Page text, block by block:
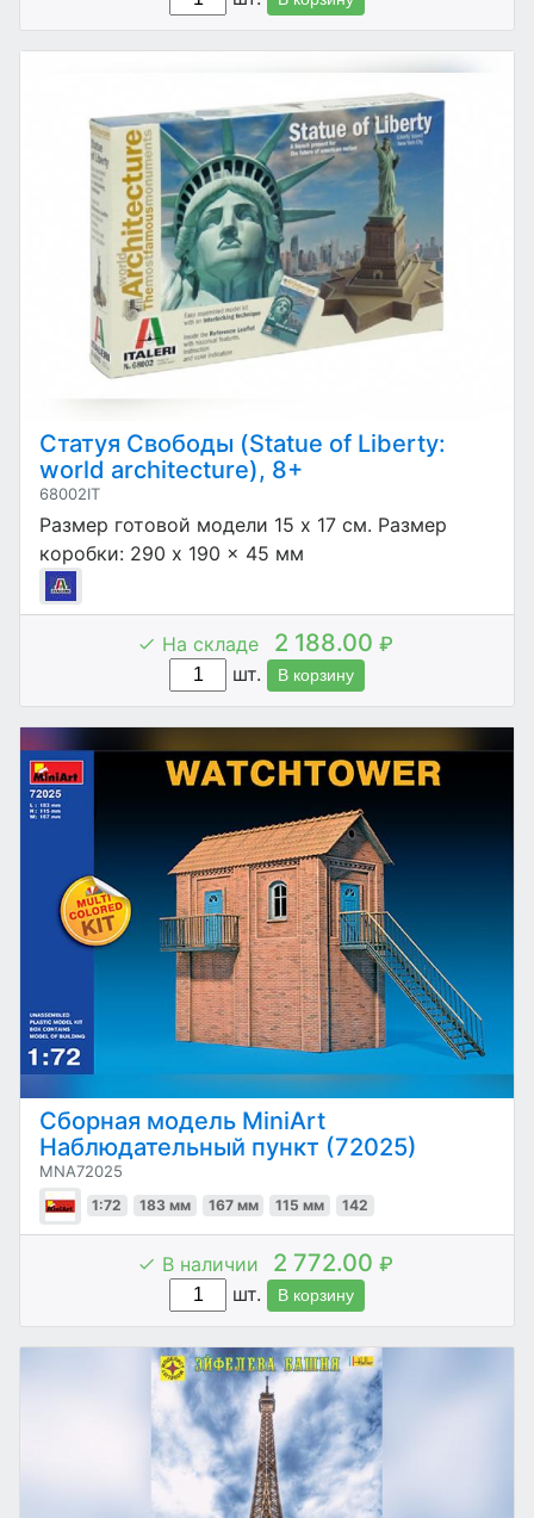
Статуя Свободы (Statue of Liberty:
world architecture), 8+
68002IT
Размер готовой модели 15 x 17 см. Размер
коробки: 290 x 190 x 45 мм
На складе 2 188.00 ₽
шт.
В корзину
Сборная модель MiniArt
Наблюдательный пункт (72025)
MNA72025
1:72 183 мм 167 мм 115 мм 142
В наличии 2 772.00 ₽
шт.
В корзину